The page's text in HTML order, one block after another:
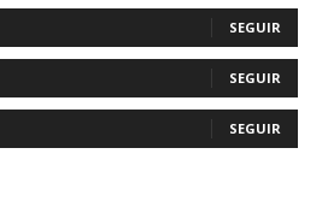
SEGUIR
SEGUIR
SEGUIR